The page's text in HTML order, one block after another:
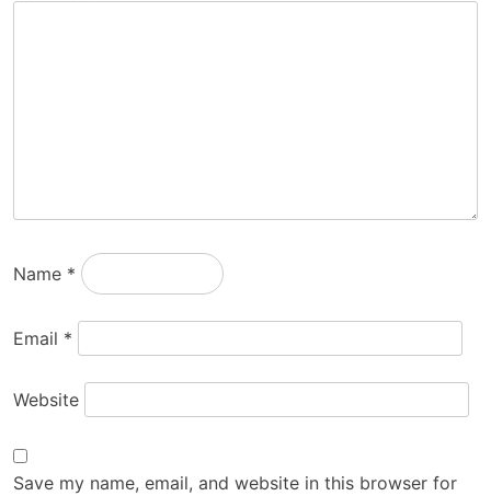
Name *
Email *
Website
Save my name, email, and website in this browser for